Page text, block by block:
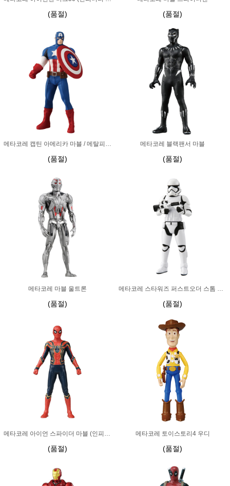
(품절) (품절)
메타코레 캡틴 아메리카 마블 / 메탈피규어
(품절)
메타코레 블랙팬서 마블
(품절)
메타코레 마블 울트론
(품절)
메타코레 스타워즈 퍼스트오더 스톰 트루퍼
(품절)
메타코레 아이언 스파이더 마블 (인피니티 워)
(품절)
메타코레 토이스토리4 우디
(품절)